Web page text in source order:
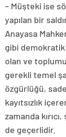
– Müşteki ise
yapılan bir
Anayasa
gibi
olan ve
gerekli temel
özgürlüğü,
kayıtsızlık
zamanda
de geçerlidir.